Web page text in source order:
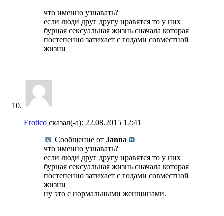
что именно узнавать?
если люди друг другу нравятся то у них
бурная сексуальная жизнь сначала которая
постепенно затихает с годами совместной
жизни
Erotico сказал(-а): 22.08.2015 12:41
Сообщение от Janna
что именно узнавать?
если люди друг другу нравятся то у них
бурная сексуальная жизнь сначала которая
постепенно затихает с годами совместной
жизни
ну это с нормальными женщинами.